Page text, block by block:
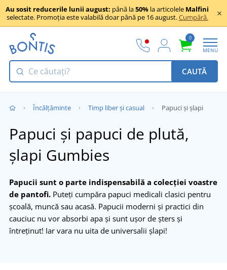
Au sosit reducerile lunii august: până la50% la articolele Malfini
selectate. Promoția este valabilă doar până pe 16 august.Cumpără.
0
MENU
CAUTĂ
Încălţăminte Timp liber și casual Papuci și șlapi
Papuci și papuci de plută,
șlapi Gumbies
Papucii sunt o parte indispensabilă a colecției voastre
de pantofi. Puteți cumpăra papuci medicali clasici pentru
școală, muncă sau acasă. Papucii moderni și practici din
cauciuc nu vor absorbi apa și sunt ușor de șters și
întreținut! Iar vara nu uita de universalii șlapi!